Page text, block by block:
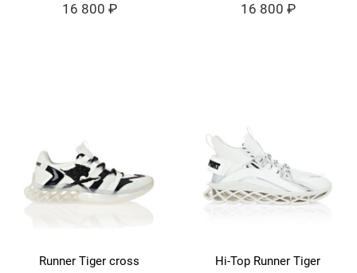
16 800 ₽ 16 800 ₽
Runner Tiger cross Hi-Top Runner Tiger